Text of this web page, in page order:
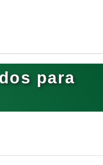
para